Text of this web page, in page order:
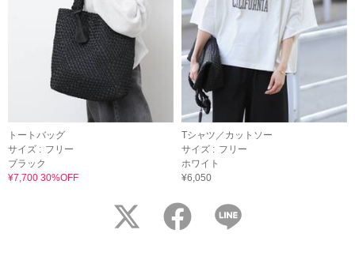
トートバッグ
サイズ : フリー
ブラック
¥7,700 30%OFF
Tシャツ／カットソー
サイズ : フリー
ホワイト
¥6,050
twitter facebook